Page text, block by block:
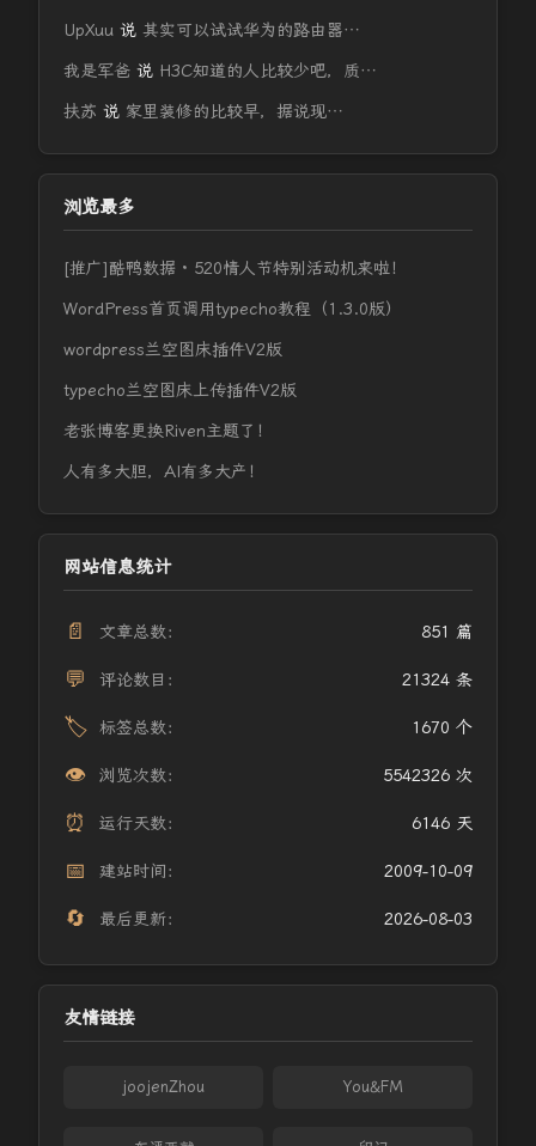
UpXuu 说 其实可以试试华为的路由器…
我是军爸 说 H3C知道的人比较少吧，质…
扶苏 说 家里装修的比较早，据说现…
浏览最多
[推广]酷鸭数据 · 520情人节特别活动机来啦！
WordPress首页调用typecho教程（1.3.0版）
wordpress兰空图床插件V2版
typecho兰空图床上传插件V2版
老张博客更换Riven主题了！
人有多大胆，AI有多大产！
网站信息统计
📄 文章总数： 851 篇
💬 评论数目： 21324 条
🏷️ 标签总数： 1670 个
👁️ 浏览次数： 5542326 次
⏰ 运行天数： 6146 天
📅 建站时间： 2009-10-09
🔄 最后更新： 2026-08-03
友情链接
joojenZhou You&FM